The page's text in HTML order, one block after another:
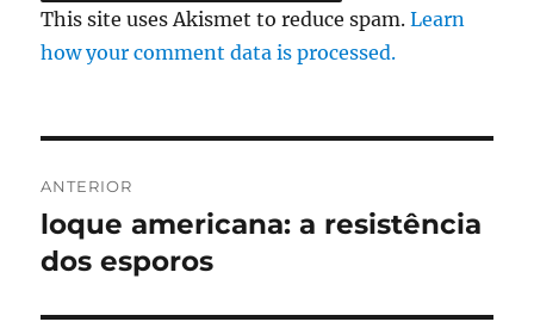
This site uses Akismet to reduce spam.Learn
how your comment data is processed.
de
artigos
ANTERIOR
Artigo
anterior:
loque americana: a resistência
dos esporos